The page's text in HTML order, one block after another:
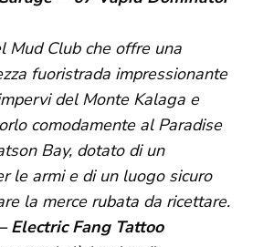
Mud Club che offre una
fuoristrada impressionante
del Monte Kalaga e
comodamente al Paradise
Bay, dotato di un
le armi e di un luogo sicuro
la merce rubata da ricettare.
Electric Fang Tattoo